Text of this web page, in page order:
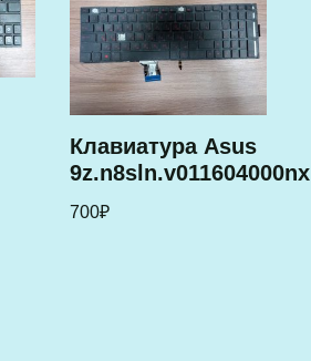
Клавиатура Asus
9z.n8sln.v011604000nx
700₽